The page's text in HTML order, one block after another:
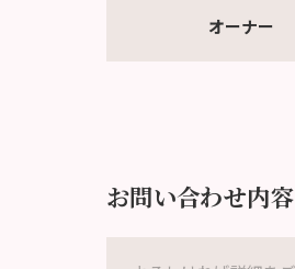
オーナー
お問い合わせ内容